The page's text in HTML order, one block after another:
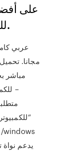
على
للكمبيوتر 2021 في هذا المقال.
مباشر
windows